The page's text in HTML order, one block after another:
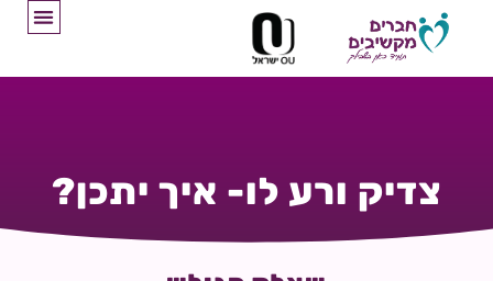
צדיק ורע לו- איך יתכן?